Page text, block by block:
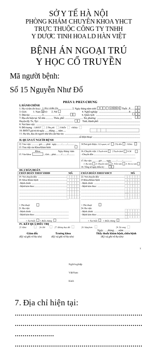
SỞ Y TẾ HÀ NỘI
PHÒNG KHÁM CHUYÊN KHOA YHCT
TRỰC THUỘC CÔNG TY TNHH
Y DƯỢC TINH HOA LD HÀN VIỆT
BỆNH ÁN NGOẠI TRÚ
Y HỌC CỔ TRUYỀN
Mã người bệnh:
Số 15 Nguyễn Như Đổ
1. Họ và tên (In
hoa):
1 9 9 5
8
8
X
X
Nghề nghiệp
Việt Nam
Kinh
7. Địa chỉ hiện tại:
.................................................................
.................................................................
....................
.................................................................